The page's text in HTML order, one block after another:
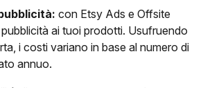
con Etsy Ads e Offsite
ai tuoi prodotti. Usufruendo
i costi variano in base al numero di
annuo.